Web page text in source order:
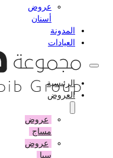
عروض
أسنان
المدونة
العيادات
الرئيسية
العروض
عروض
مساج
عروض